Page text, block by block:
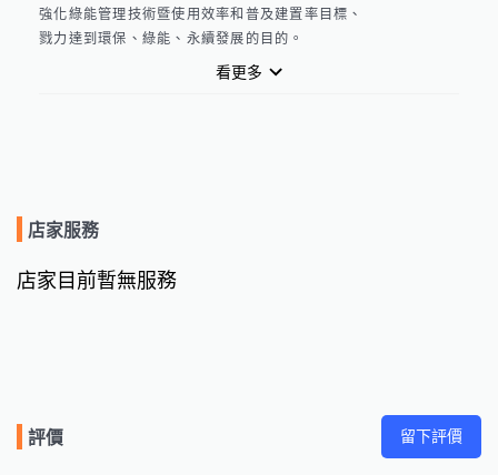
強化綠能管理技術暨使用效率和普及建置率目標、
戮力達到環保、綠能、永續發展的目的。
看更多
店家服務
店家目前暫無服務
評價 留下評價